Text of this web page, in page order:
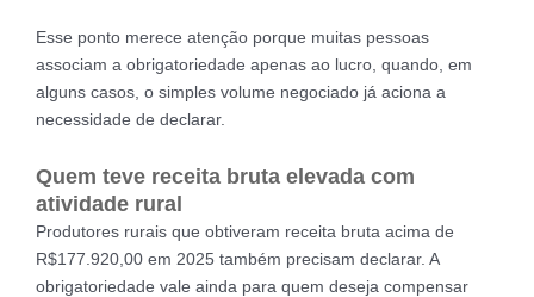
Esse ponto merece atenção porque muitas pessoas
associam a obrigatoriedade apenas ao lucro, quando, em
alguns casos, o simples volume negociado já aciona a
necessidade de declarar.
Quem teve receita bruta elevada com
atividade rural
Produtores rurais que obtiveram receita bruta acima de
R$177.920,00 em 2025 também precisam declarar. A
obrigatoriedade vale ainda para quem deseja compensar